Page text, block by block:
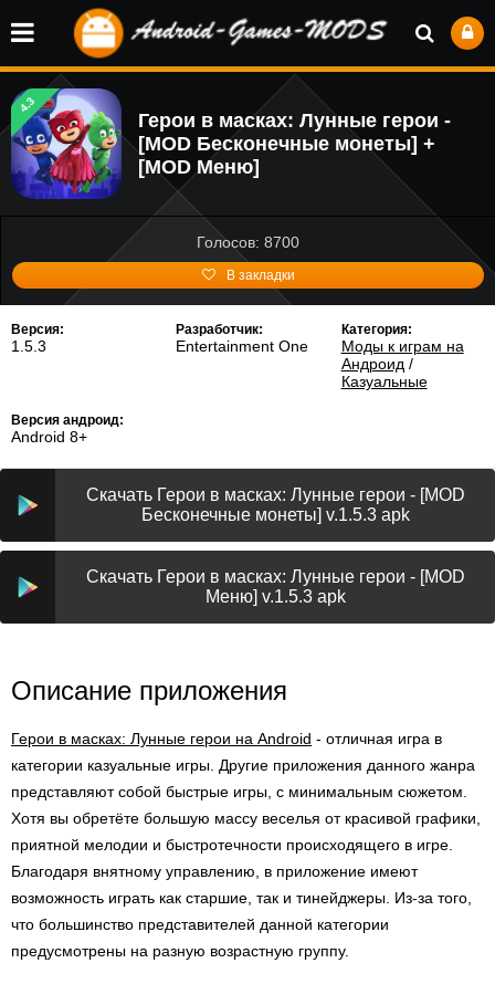
4.3
Герои в масках: Лунные герои -
[MOD Бесконечные монеты] +
[MOD Меню]
Голосов: 8700
В закладки
Версия:
1.5.3
Разработчик:
Entertainment One
Категория:
Моды к играм на
Андроид /
Казуальные
Версия андроид:
Android 8+
Скачать Герои в масках: Лунные герои - [MOD
Бесконечные монеты] v.1.5.3 apk
Скачать Герои в масках: Лунные герои - [MOD
Меню] v.1.5.3 apk
Описание приложения
Герои в масках: Лунные герои на Android - отличная игра в
категории казуальные игры. Другие приложения данного жанра
представляют собой быстрые игры, с минимальным сюжетом.
Хотя вы обретёте большую массу веселья от красивой графики,
приятной мелодии и быстротечности происходящего в игре.
Благодаря внятному управлению, в приложение имеют
возможность играть как старшие, так и тинейджеры. Из-за того,
что большинство представителей данной категории
предусмотрены на разную возрастную группу.